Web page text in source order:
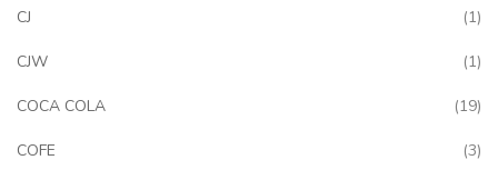
CJ 1
CJW 1
COCA COLA 19
COFE 3